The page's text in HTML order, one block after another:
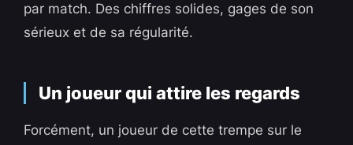
par match. Des chiffres solides, gages de son
sérieux et de sa régularité.
Un joueur qui attire les regards
Forcément, un joueur de cette trempe sur le